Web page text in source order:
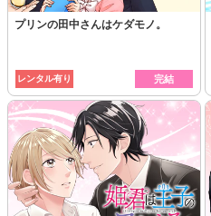
プリンの田中さんはケダモノ。
レンタル有り 完結